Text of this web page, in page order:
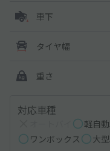
車下
タイヤ幅
重さ
対応車種
軽自
ワンボックス
大